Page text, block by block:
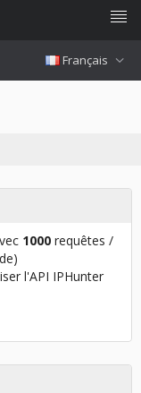
Français
1000 requêtes /
l'API IPHunter